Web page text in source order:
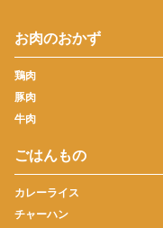
お肉のおかず
鶏肉
豚肉
牛肉
ごはんもの
カレーライス
チャーハン